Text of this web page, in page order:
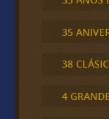
35
38
4